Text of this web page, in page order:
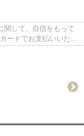
して、自信をもって
ードでお支払いいただ